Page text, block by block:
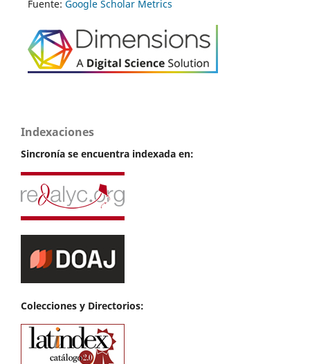
Fuente: Google Scholar Metrics
Indexaciones
Sincronía se encuentra indexada en:
Colecciones y Directorios: